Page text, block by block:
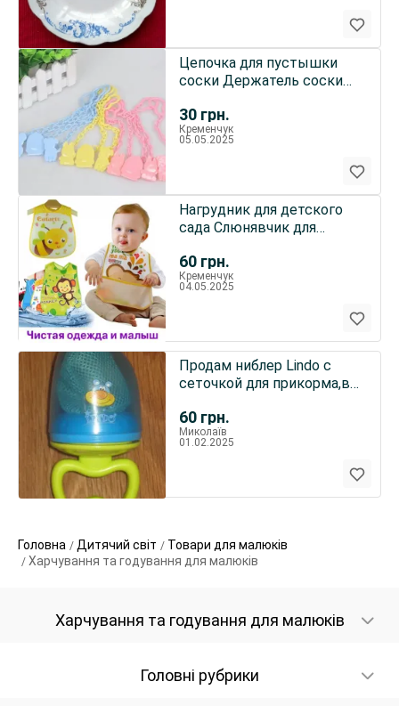
30 грн.
Цепочка для пустышки
соски Держатель соски
Кременчук
05.05.2025
60 грн.
Нагрудник для детского
сада Слюнявчик для
Кременчук
04.05.2025
60 грн.
Продам ниблер Lindo с
сеточкой для прикорма,в
Миколаїв
01.02.2025
Головна Дитячий світ
Товари для малюків
Харчування та годування для малюків
Харчування та годування для малюків
Головні рубрики